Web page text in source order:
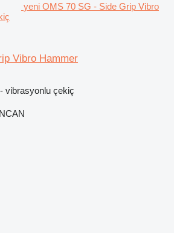
yeni OMS 70 SG - Side Grip Vibro
Vibro Hammer
vibrasyonlu çekiç